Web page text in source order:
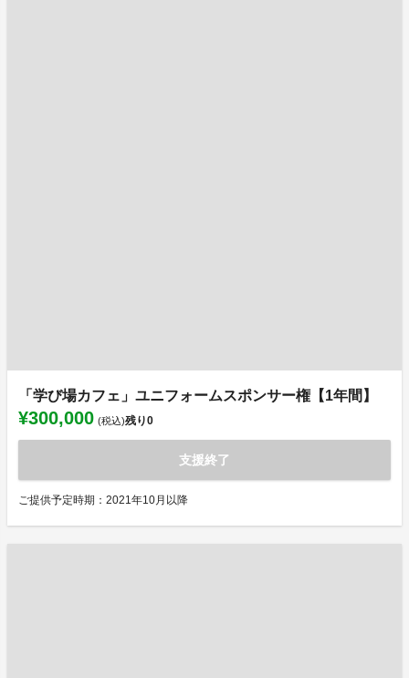
「学び場カフェ」ユニフォームスポンサー権【1年間】
¥300,000 (税込)残り0
支援終了
ご提供予定時期：2021年10月以降